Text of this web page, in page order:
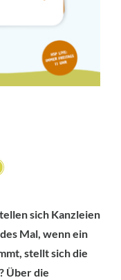
sich Kanzleien
Mal, wenn ein
stellt sich die
Über die